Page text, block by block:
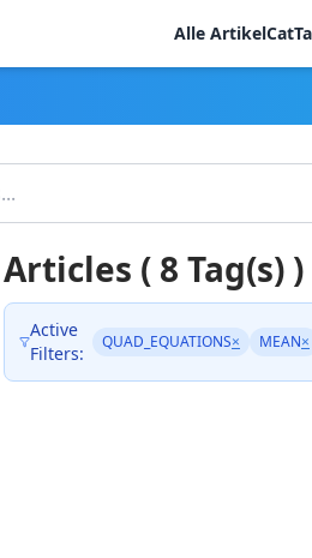
Alle Artikel
Articles ( 8 Tag(s) )
Active
Filters:
QUAD_EQUATIONS× MEAN×